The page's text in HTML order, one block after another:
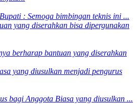
: Semoga bimbingan teknis ini ...
berharap bantuan yang diserahkan
bagi Anggota Biasa yang diusulkan ...